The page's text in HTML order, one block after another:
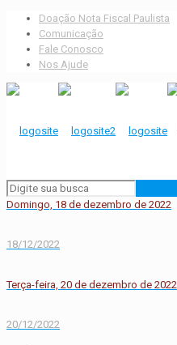
Doação Nota Fiscal Paulista
Comunicação
Fale Conosco
Nos Ajude
Domingo, 18 de dezembro de 2022
18/12/2022
Terça-feira, 20 de dezembro de 2022
20/12/2022